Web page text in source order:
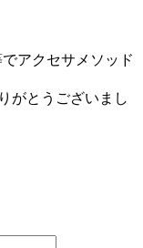
でアクセサメソッド
がとうございまし